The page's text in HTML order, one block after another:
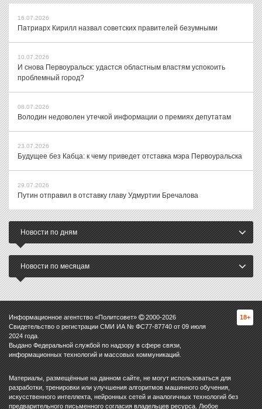
16.07.2026
Патриарх Кирилл назвал советских правителей безумными
10.07.2026
И снова Первоуральск: удастся областным властям успокоить
проблемный город?
08.07.2026
Володин недоволен утечкой информации о премиях депутатам
23.07.2026
Будущее без Кабца: к чему приведет отставка мэра Первоуральска
29.07.2026
Путин отправил в отставку главу Удмуртии Бречалова
Новости по дням
Новости по месяцам
Информационное агентство «Политсовет» 2000-2026
Свидетельство о регистрации СМИ ИА № ФС77-87740 от 09 июля
2024 года.
Выдано Федеральной службой по надзору в сфере связи,
информационных технологий и массовых коммуникаций.
18+
Материалы, размещённые на данном сайте, не могут использоваться для
разработки, тренировки или улучшения алгоритмов машинного обучения,
искусственного интеллекта, нейронных сетей и аналогичных технологий без
предварительного письменного согласия владельцев ресурса. Любое